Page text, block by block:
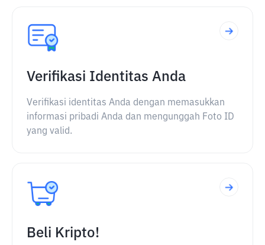
Verifikasi Identitas Anda
Verifikasi identitas Anda dengan memasukkan
informasi pribadi Anda dan mengunggah Foto ID
yang valid.
Beli Kripto!